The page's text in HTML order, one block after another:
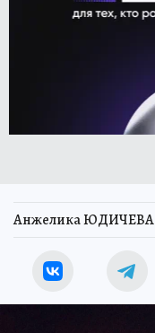
Анжелика ЮДИЧЕВА